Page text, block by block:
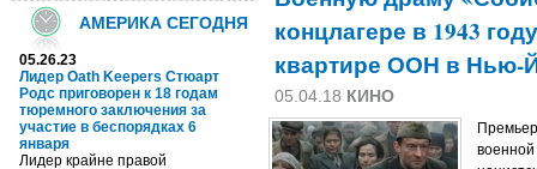
АМЕРИКА СЕГОДНЯ
05.26.23
Лидер Oath Keepers Стюарт
Родс приговорен к 18 годам
тюремного заключения за
участие в беспорядках 6
января
Лидер крайне правой
концлагере в 1943
квартире ООН в Нью-
05.04.18 КИНО